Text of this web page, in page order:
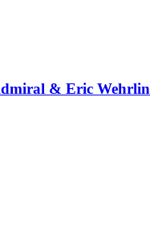
& Eric Wehrlin